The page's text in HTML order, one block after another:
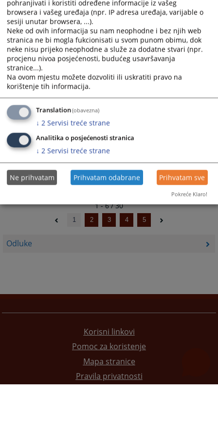
Odluke
select
a
date.
Press
the
question
mark
key
get
keyboard
shortcuts
for
dates.
select
date.
Press
the
question
mark
shortcuts
dates.
Odluka o izboru ponuđača za nabavku CMS omota
Odluka o nabavci uglja
Odluka o izboru ponuđača-računar
1 - 6 / 30
1 2 3 4 5
Korisni linkovi
Pomoc za koristenje
Mapa stranice
Pravila privatnosti
pohranjivati i koristiti određene informacije iz vašeg
browsera i vašeg uređaja (npr. IP adresa uređaja, varijable o
sesiji unutar browsera, ...).
Neke od ovih informacija su nam neophodne i bez njih web
stranica ne bi mogla fukcionisati u svom punom obimu, dok
neke nisu prijeko neophodne a služe za dodatne stvari (npr.
procjenu nivoa posjećenosti, budućeg usavršavanja
stranice...).
Na ovom mjestu možete dozvoliti ili uskratiti pravo na
korištenje tih informacija.
Translation(obavezna)
↓ 2 Servisi treće strane
Analitika o posjećenosti stranica
↓ 2 Servisi treće strane
Ne prihvatam Prihvatam odabrane Prihvatam sve
Pokreće Klaro!